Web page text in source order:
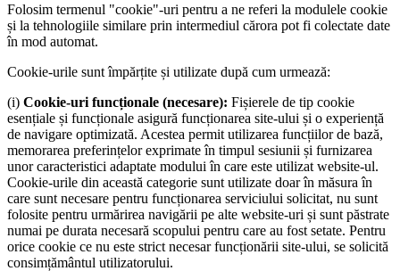
Folosim termenul "cookie"-uri pentru a ne referi la modulele cookie
și la tehnologiile similare prin intermediul cărora pot fi colectate date
în mod automat.
Cookie-urile sunt împărțite și utilizate după cum urmează:
(i) Cookie-uri funcționale (necesare): Fișierele de tip cookie
esențiale și funcționale asigură funcționarea site-ului și o experiență
de navigare optimizată. Acestea permit utilizarea funcțiilor de bază,
memorarea preferințelor exprimate în timpul sesiunii și furnizarea
unor caracteristici adaptate modului în care este utilizat website-ul.
Cookie-urile din această categorie sunt utilizate doar în măsura în
care sunt necesare pentru funcționarea serviciului solicitat, nu sunt
folosite pentru urmărirea navigării pe alte website-uri și sunt păstrate
numai pe durata necesară scopului pentru care au fost setate. Pentru
orice cookie ce nu este strict necesar funcționării site-ului, se solicită
consimțământul utilizatorului.